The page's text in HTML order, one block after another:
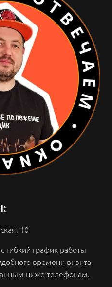
10
гибкий график работы
времени визита
ниже телефонам.